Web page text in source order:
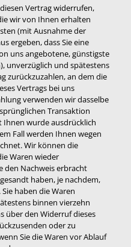
Vertrag widerrufen,
wir von Ihnen erhalten
(mit Ausnahme der
ergeben, dass Sie eine
uns angebotene, günstigste
unverzüglich und spätestens
zurückzuzahlen, an dem die
Vertrags bei uns
verwenden wir dasselbe
Transaktion
Ihnen wurde ausdrücklich
Fall werden Ihnen wegen
Wir können die
Waren wieder
den Nachweis erbracht
haben, je nachdem,
haben die Waren
binnen vierzehn
über den Widerruf dieses
oder zu
Sie die Waren vor Ablauf